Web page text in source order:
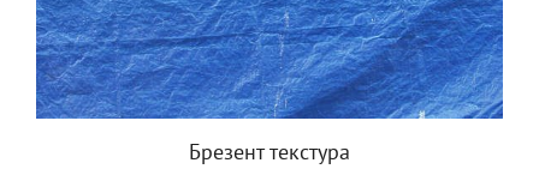
Брезент текстура